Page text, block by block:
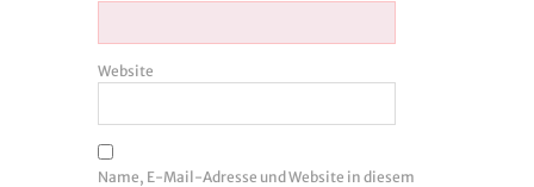
Website
Name, E-Mail-Adresse und Website in diesem